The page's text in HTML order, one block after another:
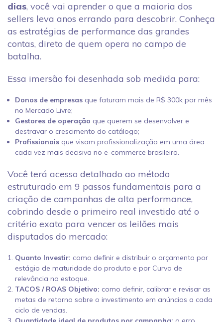
dias, você vai aprender o que a maioria dos
sellers leva anos errando para descobrir. Conheça
as estratégias de performance das grandes
contas, direto de quem opera no campo de
batalha.
Essa imersão foi desenhada sob medida para:
Donos de empresas que faturam mais de R$ 300k por mês
no Mercado Livre;
Gestores de operação que querem se desenvolver e
destravar o crescimento do catálogo;
Profissionais que visam profissionalização em uma área
cada vez mais decisiva no e-commerce brasileiro.
Você terá acesso detalhado ao método
estruturado em 9 passos fundamentais para a
criação de campanhas de alta performance,
cobrindo desde o primeiro real investido até o
critério exato para vencer os leilões mais
disputados do mercado:
Quanto Investir: como definir e distribuir o orçamento por
estágio de maturidade do produto e por Curva de
relevância no estoque.
TACOS / ROAS Objetivo: como definir, calibrar e revisar as
metas de retorno sobre o investimento em anúncios a cada
ciclo de vendas.